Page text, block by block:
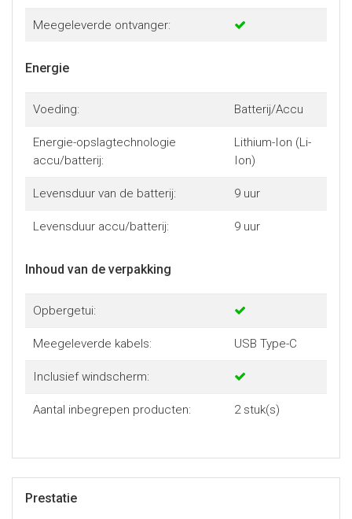
Meegeleverde ontvanger:
Energie
Voeding: Batterij/Accu
Energie-opslagtechnologie
accu/batterij:
Lithium-Ion (Li-
Ion)
Levensduur van de batterij: 9 uur
Levensduur accu/batterij: 9 uur
Inhoud van de verpakking
Opbergetui:
Meegeleverde kabels: USB Type-C
Inclusief windscherm:
Aantal inbegrepen producten: 2 stuk(s)
Prestatie